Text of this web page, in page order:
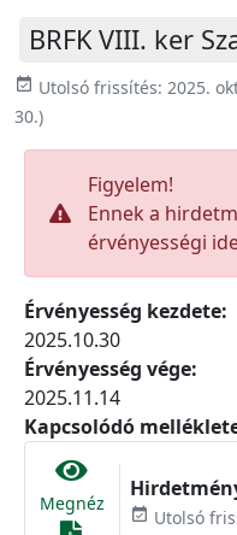
BRFK VIII. ker
event_available Utolsó frissítés: 2025.
30.)
Figyelem!
Ennek a
érvényességi
Érvényesség kezdete:
2025.10.30
Érvényesség vége:
2025.11.14
Kapcsolódó
Megnéz event_available Utolsó